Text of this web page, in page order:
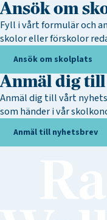
Ansök om
Fyll i vårt formulär och
skolor eller förskolor
Ansök om skolplats
Anmäl dig till
Anmäl dig till vårt
som händer i vår
Anmäl till nyhetsbrev